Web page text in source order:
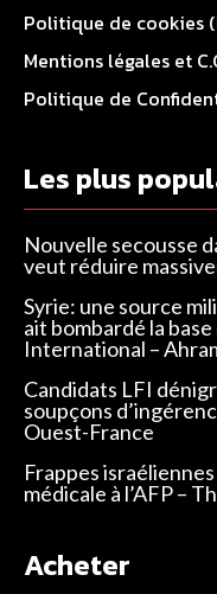
Politique de cookies
Mentions légales et
Politique de
Les plus
Nouvelle secousse
veut réduire
Syrie: une source
ait bombardé la
International –
Candidats LFI
soupçons
Ouest-France
Frappes
médicale à l’AFP –
Acheter